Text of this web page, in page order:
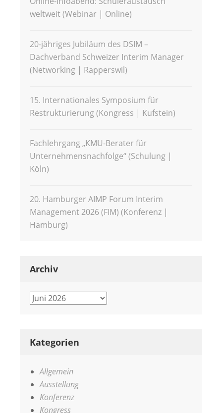
weltweit (Webinar | Online)
20-jähriges Jubiläum des DSIM –
Dachverband Schweizer Interim Manager
(Networking | Rapperswil)
15. Internationales Symposium für
Restrukturierung (Kongress | Kufstein)
Fachlehrgang „KMU-Berater für
Unternehmensnachfolge“ (Schulung |
Köln)
20. Hamburger AIMP Forum Interim
Management 2026 (FIM) (Konferenz |
Hamburg)
Archiv
Archiv
Kategorien
Allgemein
Ausstellung
Konferenz
Kongress